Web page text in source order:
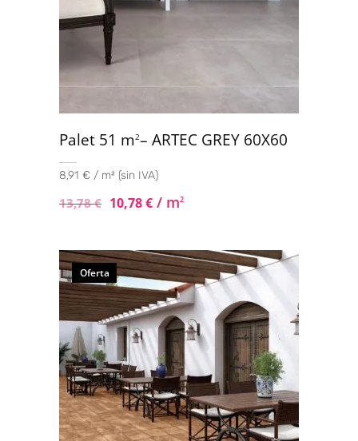
Palet 51 m2– ARTEC GREY 60X60
8,91 € / m² (sin IVA)
13,78€ 10,78€ / m2
Oferta